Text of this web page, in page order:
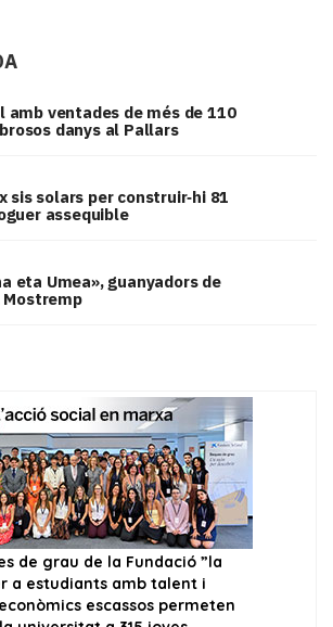
ventades de més de 110
danys al Pallars
sis solars per construir‑hi 81
assequible
eta Umea», guanyadors de
Mostremp